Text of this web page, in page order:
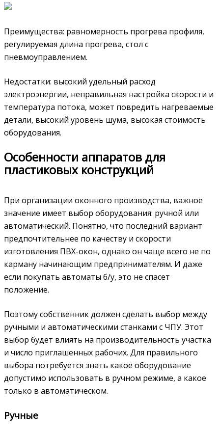
Преимущества: равномерность прогрева профиля,
регулируемая длина прогрева, стол с
пневмоуправлением.
Недостатки: высокий удельный расход
электроэнергии, неправильная настройка скорости и
температура потока, может повредить нагреваемые
детали, высокий уровень шума, высокая стоимость
оборудования.
Особенности аппаратов для
пластиковых конструкций
При организации оконного производства, важное
значение имеет выбор оборудования: ручной или
автоматический. Понятно, что последний вариант
предпочтительнее по качеству и скорости
изготовления ПВХ-окон, однако он чаще всего не по
карману начинающим предпринимателям. И даже
если покупать автоматы б/у, это не спасет
положение.
Поэтому собственник должен сделать выбор между
ручными и автоматическими станками с ЧПУ. Этот
выбор будет влиять на производительность участка
и число приглашенных рабочих. Для правильного
выбора потребуется знать какое оборудование
допустимо использовать в ручном режиме, а какое
только в автоматическом.
Ручные